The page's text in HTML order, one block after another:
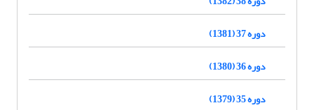
دوره 37 (1381)
دوره 36 (1380)
دوره 35 (1379)